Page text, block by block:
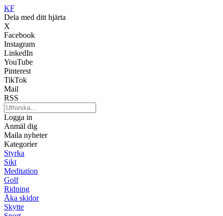
KF
Dela med ditt hjärta
X
Facebook
Instagram
LinkedIn
YouTube
Pinterest
TikTok
Mail
RSS
Logga in
Anmäl dig
Maila nyheter
Kategorier
Styrka
Sikt
Meditation
Golf
Ridning
Åka skidor
Skytte